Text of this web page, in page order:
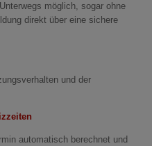
möglich, sogar ohne
direkt über eine sichere
und der
automatisch berechnet und